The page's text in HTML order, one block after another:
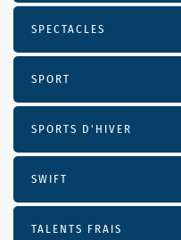
SPECTACLES
SPORT
SPORTS D'HIVER
SWIFT
TALENTS FRAIS